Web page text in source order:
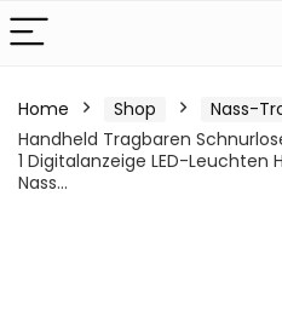
Home Shop Nass-
Handheld Tragbaren
1 Digitalanzeige LED-
Nass…